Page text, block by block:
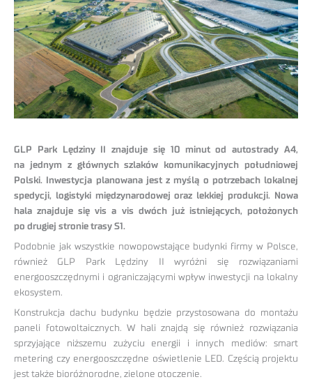
GLP Park Lędziny II znajduje się 10 minut od autostrady A4,
na jednym z głównych szlaków komunikacyjnych południowej
Polski. Inwestycja planowana jest z myślą o potrzebach lokalnej
spedycji, logistyki międzynarodowej oraz lekkiej produkcji. Nowa
hala znajduje się vis a vis dwóch już istniejących, położonych
po drugiej stronie trasy S1.
Podobnie jak wszystkie nowopowstające budynki firmy w Polsce,
również GLP Park Lędziny II wyróżni się rozwiązaniami
energooszczędnymi i ograniczającymi wpływ inwestycji na lokalny
ekosystem.
Konstrukcja dachu budynku będzie przystosowana do montażu
paneli fotowoltaicznych. W hali znajdą się również rozwiązania
sprzyjające niższemu zużyciu energii i innych mediów: smart
metering czy energooszczędne oświetlenie LED. Częścią projektu
jest także bioróżnorodne, zielone otoczenie.